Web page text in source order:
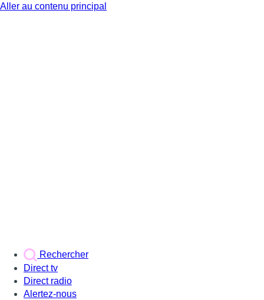
Aller au contenu principal
Rechercher
Direct tv
Direct radio
Alertez-nous